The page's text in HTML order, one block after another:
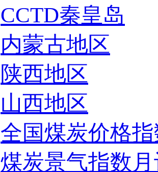
CCTD秦皇岛
内蒙古地区
陕西地区
山西地区
全国煤炭价格
煤炭景气指数